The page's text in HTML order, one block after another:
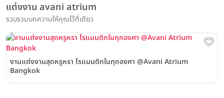
แต่งงาน avani atrium
รวบรวมบทความให้คุณไว้ที่เดียว
งานแต่งงานสุดหรูหรา โรแมนติกในทุกองศา @Avani Atrium
Bangkok